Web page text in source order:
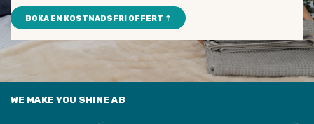
BOKA EN KOSTNADSFRI OFFERT ⇡
WE MAKE YOU SHINE AB